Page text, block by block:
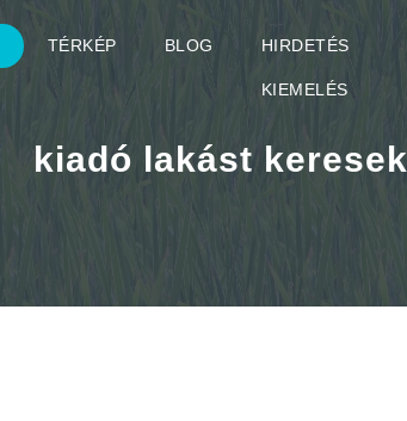
TÉRKÉP BLOG HIRDETÉS
KIEMELÉS
kiadó lakást keresek